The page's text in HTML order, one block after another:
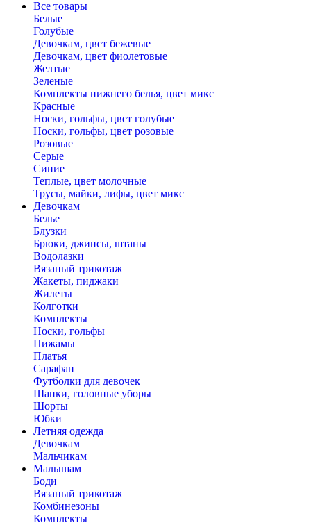
Все товары
Белые
Голубые
Девочкам, цвет бежевые
Девочкам, цвет фиолетовые
Желтые
Зеленые
Комплекты нижнего белья, цвет микс
Красные
Носки, гольфы, цвет голубые
Носки, гольфы, цвет розовые
Розовые
Серые
Синие
Теплые, цвет молочные
Трусы, майки, лифы, цвет микс
Девочкам
Белье
Блузки
Брюки, джинсы, штаны
Водолазки
Вязаный трикотаж
Жакеты, пиджаки
Жилеты
Колготки
Комплекты
Носки, гольфы
Пижамы
Платья
Сарафан
Футболки для девочек
Шапки, головные уборы
Шорты
Юбки
Летняя одежда
Девочкам
Мальчикам
Малышам
Боди
Вязаный трикотаж
Комбинезоны
Комплекты